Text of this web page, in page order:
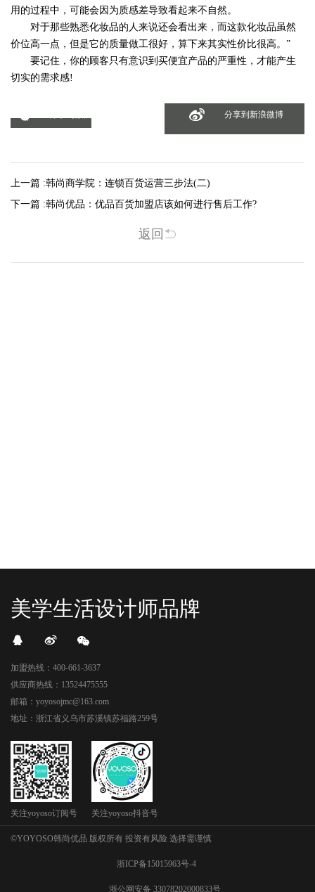
用的过程中，可能会因为质感差导致看起来不自然。
对于那些熟悉化妆品的人来说还会看出来，而这款化妆品虽然
价位高一点，但是它的质量做工很好，算下来其实性价比很高。”
要记住，你的顾客只有意识到买便宜产品的严重性，才能产生
切实的需求感!
分享到新浪微博
上一篇 :韩尚商学院：连锁百货运营三步法(二)
下一篇 :韩尚优品：优品百货加盟店该如何进行售后工作?
返回
美学生活设计师品牌
加盟热线：400-661-3637
供应商热线：13524475555
邮箱：yoyosojmc@163.com
地址：浙江省义乌市苏溪镇苏福路259号
关注yoyoso订阅号 关注yoyoso抖音号
©YOYOSO韩尚优品 版权所有 投资有风险 选择需谨慎
浙ICP备15015963号-4
浙公网安备 33078202000833号